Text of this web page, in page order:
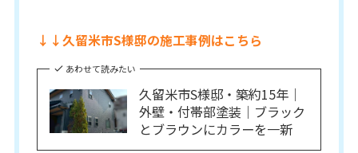
↓↓久留米市S様邸の施工事例はこちら
あわせて読みたい
久留米市S様邸・築約15年｜
外壁・付帯部塗装｜ブラック
とブラウンにカラーを一新